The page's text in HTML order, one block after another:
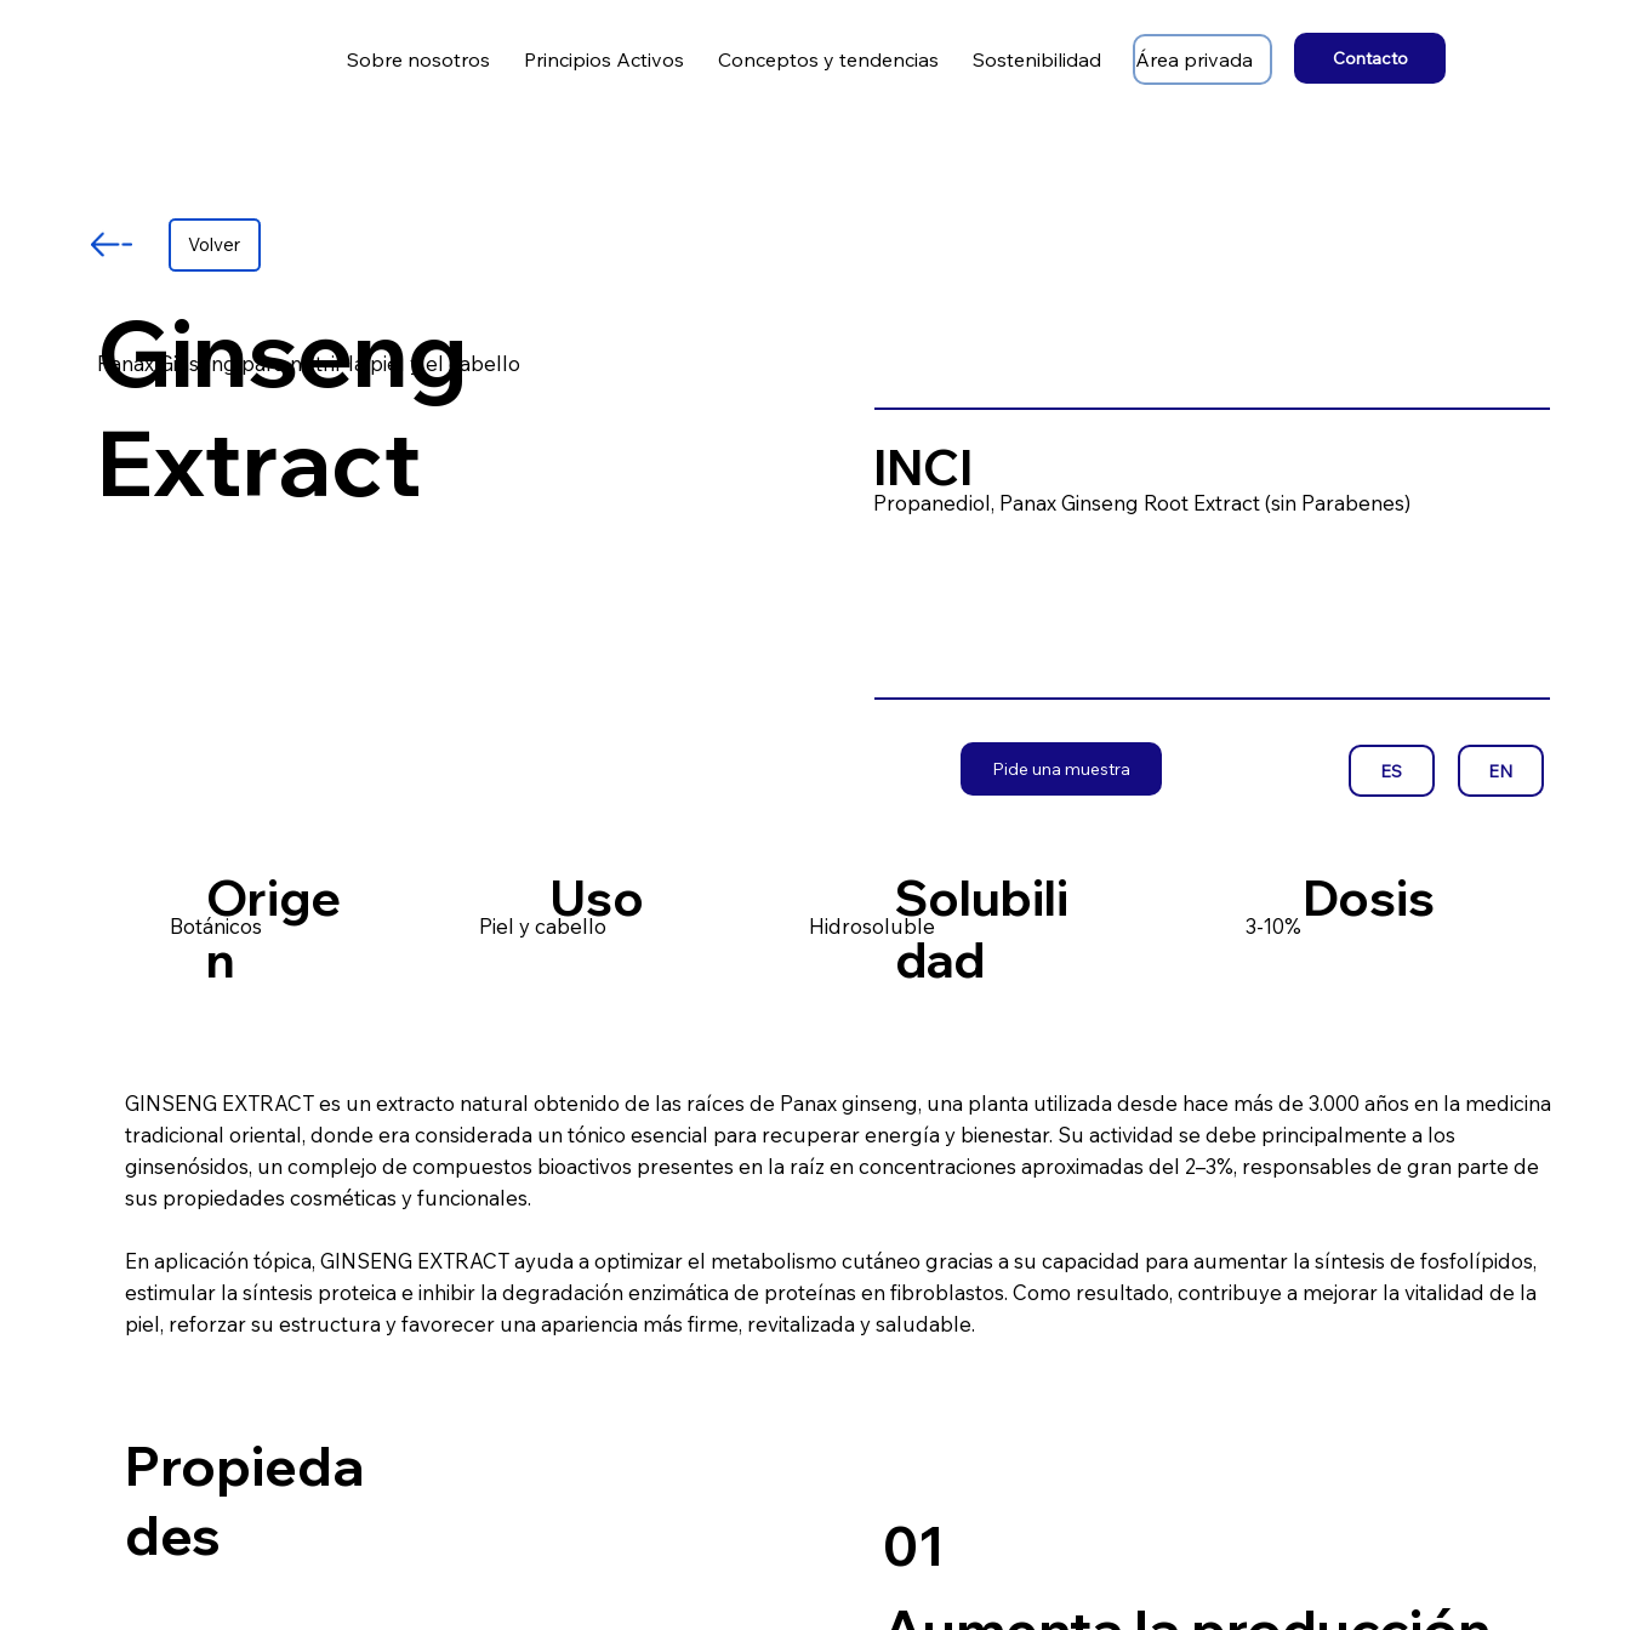
Sobre nosotros Principios Activos Conceptos y tendencias Sostenibilidad Área privada Contacto
Volver
Ginseng
Extract
Panax Ginseng para nutrir la piel y el cabello
Pide una muestra EN
ES
Propanediol, Panax Ginseng Root Extract (sin Parabenes)
INCI
Orige
n
Botánicos Piel y cabello
Uso HidrosolubleSolubili
dad
3-10% Dosis
GINSENG EXTRACT es un extracto natural obtenido de las raíces de Panax ginseng, una planta utilizada desde hace más de 3.000 años en la medicina
tradicional oriental, donde era considerada un tónico esencial para recuperar energía y bienestar. Su actividad se debe principalmente a los
ginsenósidos, un complejo de compuestos bioactivos presentes en la raíz en concentraciones aproximadas del 2–3%, responsables de gran parte de
sus propiedades cosméticas y funcionales.
En aplicación tópica, GINSENG EXTRACT ayuda a optimizar el metabolismo cutáneo gracias a su capacidad para aumentar la síntesis de fosfolípidos,
estimular la síntesis proteica e inhibir la degradación enzimática de proteínas en fibroblastos. Como resultado, contribuye a mejorar la vitalidad de la
piel, reforzar su estructura y favorecer una apariencia más firme, revitalizada y saludable.
Propieda
des
01